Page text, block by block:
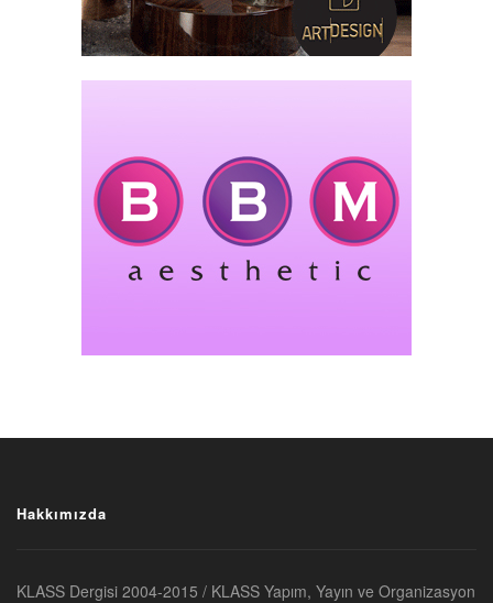
Hakkımızda
KLASS Dergisi 2004-2015 / KLASS Yapım, Yayın ve Organizasyon